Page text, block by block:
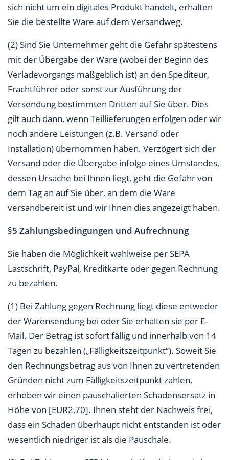
sich nicht um ein digitales Produkt handelt, erhalten
Sie die bestellte Ware auf dem Versandweg.
(2) Sind Sie Unternehmer geht die Gefahr spätestens
mit der Übergabe der Ware (wobei der Beginn des
Verladevorgangs maßgeblich ist) an den Spediteur,
Frachtführer oder sonst zur Ausführung der
Versendung bestimmten Dritten auf Sie über. Dies
gilt auch dann, wenn Teillieferungen erfolgen oder wir
noch andere Leistungen (z.B. Versand oder
Installation) übernommen haben. Verzögert sich der
Versand oder die Übergabe infolge eines Umstandes,
dessen Ursache bei Ihnen liegt, geht die Gefahr von
dem Tag an auf Sie über, an dem die Ware
versandbereit ist und wir Ihnen dies angezeigt haben.
§5 Zahlungsbedingungen und Aufrechnung
Sie haben die Möglichkeit wahlweise per SEPA
Lastschrift, PayPal, Kreditkarte oder gegen Rechnung
zu bezahlen.
(1) Bei Zahlung gegen Rechnung liegt diese entweder
der Warensendung bei oder Sie erhalten sie per E-
Mail. Der Betrag ist sofort fällig und innerhalb von 14
Tagen zu bezahlen („Fälligkeitszeitpunkt“). Soweit Sie
den Rechnungsbetrag aus von Ihnen zu vertretenden
Gründen nicht zum Fälligkeitszeitpunkt zahlen,
erheben wir einen pauschalierten Schadensersatz in
Höhe von [EUR2,70]. Ihnen steht der Nachweis frei,
dass ein Schaden überhaupt nicht entstanden ist oder
wesentlich niedriger ist als die Pauschale.